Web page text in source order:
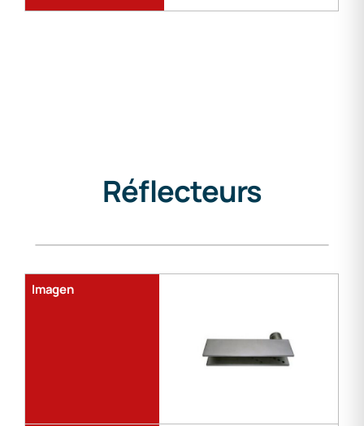
Réflecteurs
de
Imagen